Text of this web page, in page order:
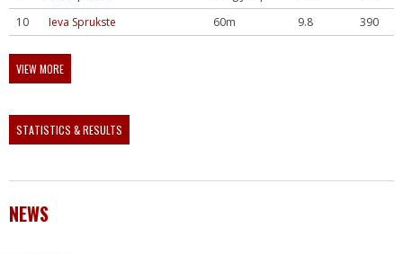
10
Ieva Sprukste 60m 9.8 390
VIEW MORE
STATISTICS & RESULTS
NEWS